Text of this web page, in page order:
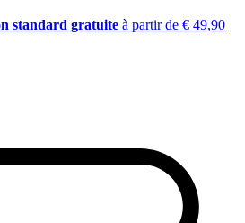
standard gratuite à partir de € 49,90